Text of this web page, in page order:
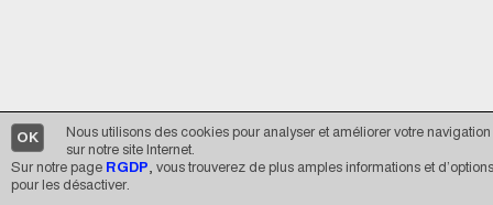
OK
Nous utilisons des cookies pour analyser et améliorer votre navigation
sur notre site Internet.
Sur notre page RGDP, vous trouverez de plus amples informations et d’options
pour les désactiver.